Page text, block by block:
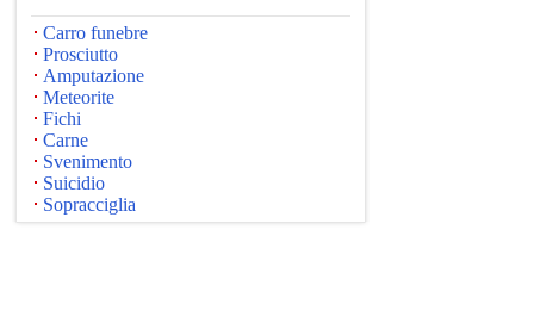
Carro funebre
Prosciutto
Amputazione
Meteorite
Fichi
Carne
Svenimento
Suicidio
Sopracciglia